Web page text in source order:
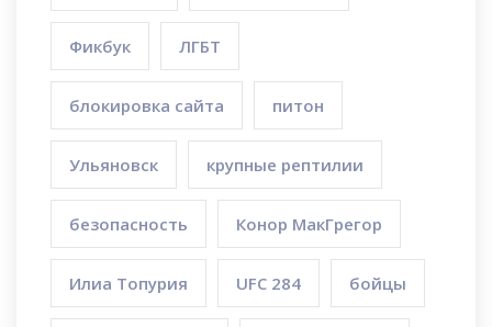
Фикбук ЛГБТ
блокировка сайта питон
Ульяновск крупные рептилии
безопасность Конор МакГрегор
Илиа Топурия UFC 284 бойцы